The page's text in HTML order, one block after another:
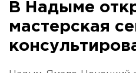
В Надыме
мастерская